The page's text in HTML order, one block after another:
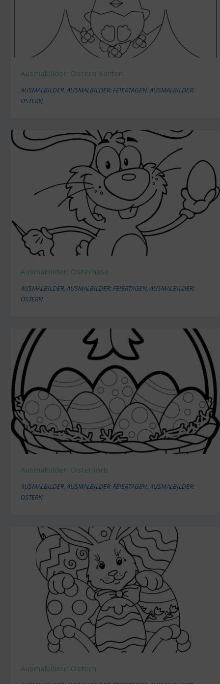
Ausmalbilder: Ostern Karten
AUSMALBILDER,AUSMALBILDER: FEIERTAGEN,AUSMALBILDER:
OSTERN
Ausmalbilder: Osterhase
AUSMALBILDER,AUSMALBILDER: FEIERTAGEN,AUSMALBILDER:
OSTERN
Ausmalbilder: Osterkorb
AUSMALBILDER,AUSMALBILDER: FEIERTAGEN,AUSMALBILDER:
OSTERN
Ausmalbilder: Ostern